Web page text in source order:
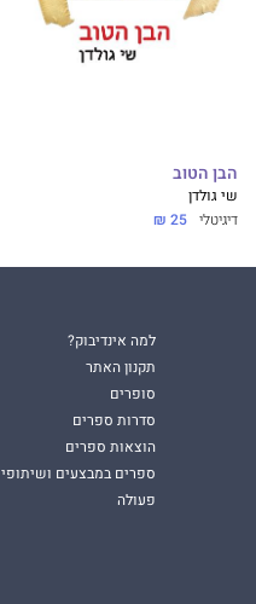
הבן הטוב
שי גולדן
דיגיטלי 25 ₪
למה אינדיבוק?
תקנון האתר
סופרים
סדרות ספרים
הוצאות ספרים
ספרים במבצעים ושיתופי
פעולה